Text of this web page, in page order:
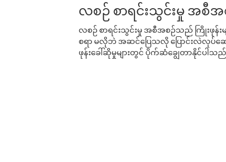
လစဉ် စာရင်းသွင်းမှု အစီအစ
လစဉ် စာရင်းသွင်းမှု အစီအစဉ်သည် ကြိုးဖုန်း
စရာ မလိုဘဲ အဆင်ပြေသလို ပြောင်းလဲလုပ်ဆ
ဖုန်းခေါ်ဆိုမှုများတွင် ပိုက်ဆံချွေတာနိုင်ပါသ